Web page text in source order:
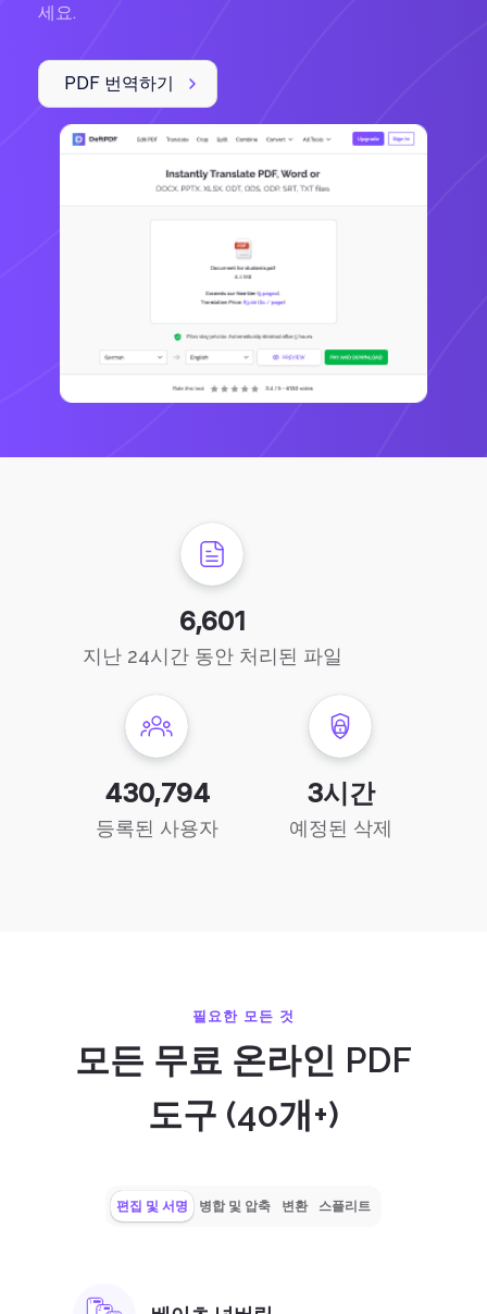
세요.
PDF 번역하기
6,601
지난 24시간 동안 처리된 파일
430,794
등록된 사용자
3시간
예정된 삭제
필요한 모든 것
모든 무료 온라인 PDF
도구 (40개+)
편집 및 서명 병합 및 압축 변환 스플리트